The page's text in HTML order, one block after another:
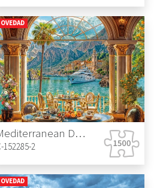
Mediterranean Dessert
152285-2